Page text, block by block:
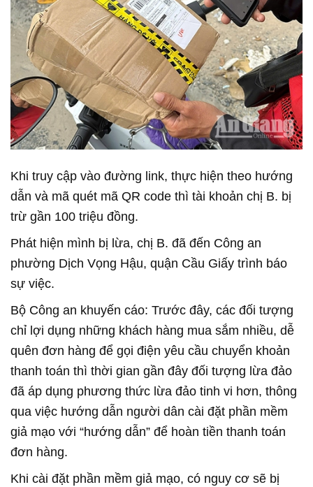
Khi truy cập vào đường link, thực hiện theo hướng
dẫn và mã quét mã QR code thì tài khoản chị B. bị
trừ gần 100 triệu đồng.
Phát hiện mình bị lừa, chị B. đã đến Công an
phường Dịch Vọng Hậu, quận Cầu Giấy trình báo
sự việc.
Bộ Công an khuyến cáo: Trước đây, các đối tượng
chỉ lợi dụng những khách hàng mua sắm nhiều, dễ
quên đơn hàng để gọi điện yêu cầu chuyển khoản
thanh toán thì thời gian gần đây đối tượng lừa đảo
đã áp dụng phương thức lừa đảo tinh vi hơn, thông
qua việc hướng dẫn người dân cài đặt phần mềm
giả mạo với “hướng dẫn” để hoàn tiền thanh toán
đơn hàng.
Khi cài đặt phần mềm giả mạo, có nguy cơ sẽ bị